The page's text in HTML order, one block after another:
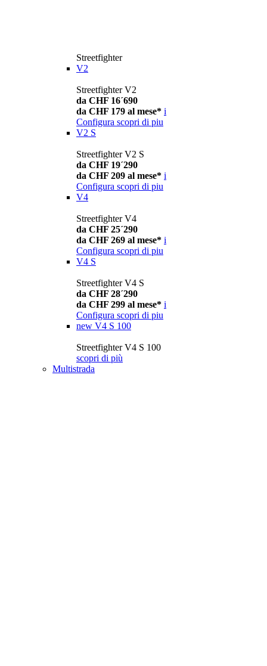
Streetfighter
V2
Streetfighter V2
da CHF 16´690
da CHF 179 al mese* i
Configura scopri di piu
V2 S
Streetfighter V2 S
da CHF 19´290
da CHF 209 al mese* i
Configura scopri di piu
V4
Streetfighter V4
da CHF 25´290
da CHF 269 al mese* i
Configura scopri di piu
V4 S
Streetfighter V4 S
da CHF 28´290
da CHF 299 al mese* i
Configura scopri di piu
new V4 S 100
Streetfighter V4 S 100
scopri di più
Multistrada